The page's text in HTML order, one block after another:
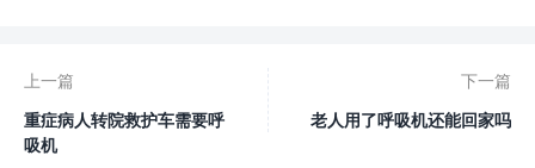
上一篇
重症病人转院救护车需要呼
吸机
下一篇
老人用了呼吸机还能回家吗